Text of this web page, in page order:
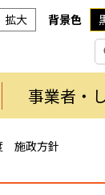
拡大 背景色
事業者・
施政方針